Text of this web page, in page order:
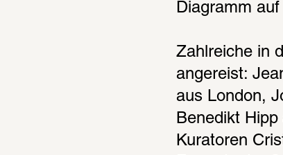
Diagramm
Zahlreiche in
angereist:
aus London,
Benedikt
Kuratoren